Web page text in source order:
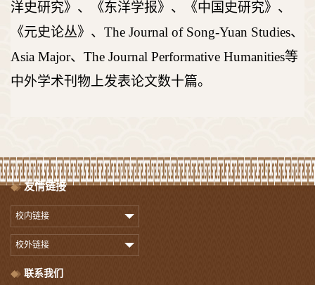
洋史研究》、《东洋学报》、《中国史研究》、
《元史论丛》、The Journal of Song-Yuan Studies、
Asia Major、The Journal Performative Humanities等
中外学术刊物上发表论文数十篇。
友情链接
校内链接
校外链接
联系我们